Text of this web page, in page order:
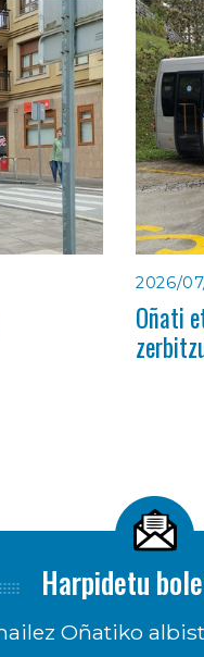
2026/
Oñati
Harpidetu
Oñatiko